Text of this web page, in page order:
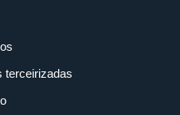
terceirizadas